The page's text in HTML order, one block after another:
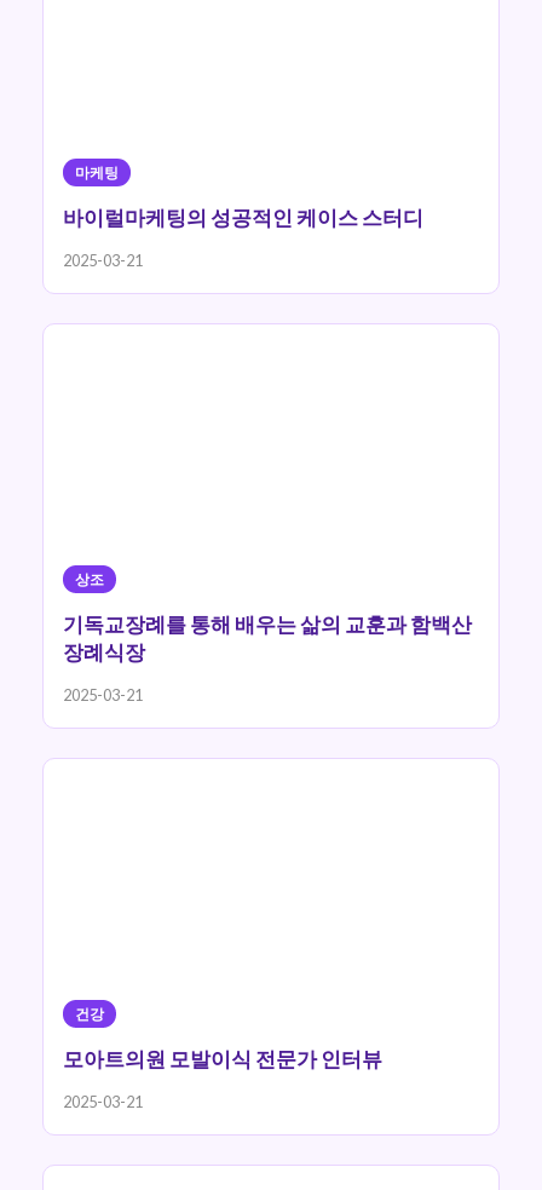
마케팅
바이럴마케팅의 성공적인 케이스 스터디
2025-03-21
상조
기독교장례를 통해 배우는 삶의 교훈과 함백산
장례식장
2025-03-21
건강
모아트의원 모발이식 전문가 인터뷰
2025-03-21